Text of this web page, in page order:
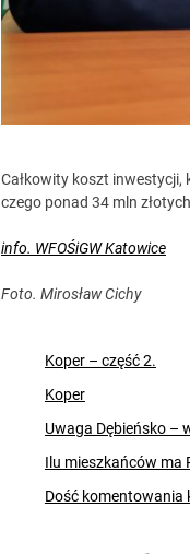
Całkowity koszt inwestycji,
czego ponad 34 mln
info. WFOŚiGW Katowice
Foto. Mirosław Cichy
Koper – część 2.
Koper
Uwaga Dębieńsko –
Ilu mieszkańców ma
Dość komentowania